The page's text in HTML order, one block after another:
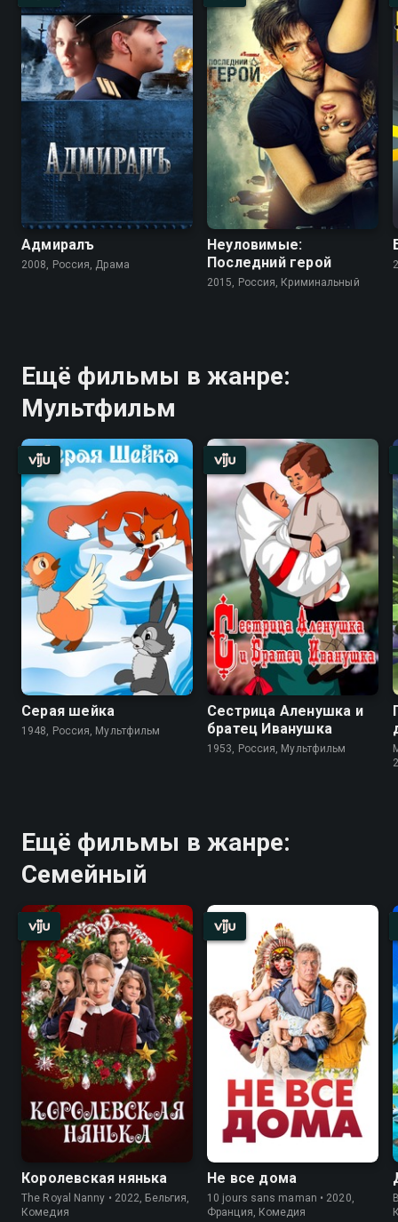
Адмиралъ
2008, Россия, Драма
Неуловимые:
Последний герой
2015, Россия, Криминальный
Ещё фильмы в жанре:
Мультфильм
Серая шейка
1948, Россия, Мультфильм
Сестрица Аленушка и
братец Иванушка
1953, Россия, Мультфильм
Ещё фильмы в жанре:
Семейный
Королевская нянька
The Royal Nanny • 2022, Бельгия,
Комедия
Не все дома
10 jours sans maman • 2020,
Франция, Комедия